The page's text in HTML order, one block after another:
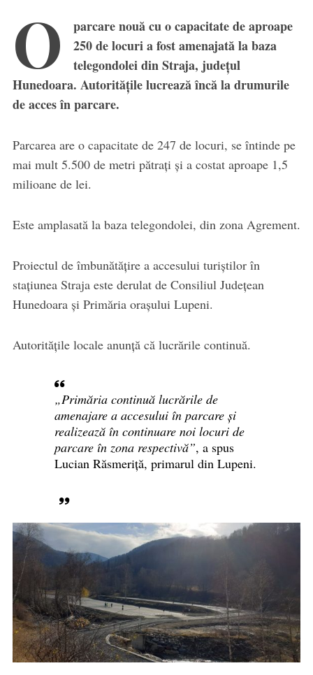
O
parcare nouă cu o capacitate de aproape
250 de locuri a fost amenajată la baza
telegondolei din Straja, județul
Hunedoara. Autoritățile lucrează încă la drumurile
de acces în parcare.
Parcarea are o capacitate de 247 de locuri, se întinde pe
mai mult 5.500 de metri pătrați și a costat aproape 1,5
milioane de lei.
Este amplasată la baza telegondolei, din zona Agrement.
Proiectul de îmbunătățire a accesului turiștilor în
stațiunea Straja este derulat de Consiliul Județean
Hunedoara și Primăria orașului Lupeni.
Autoritățile locale anunță că lucrările continuă.
„Primăria continuă lucrările de
amenajare a accesului în parcare și
realizează în continuare noi locuri de
parcare în zona respectivă”, a spus
Lucian Răsmeriță, primarul din Lupeni.